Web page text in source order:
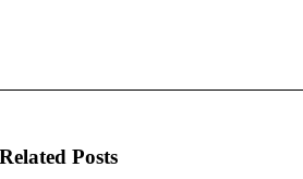
Related Posts